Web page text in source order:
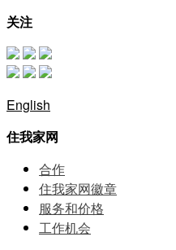
关注
English
住我家网
合作
住我家网徽章
服务和价格
⼯作机会